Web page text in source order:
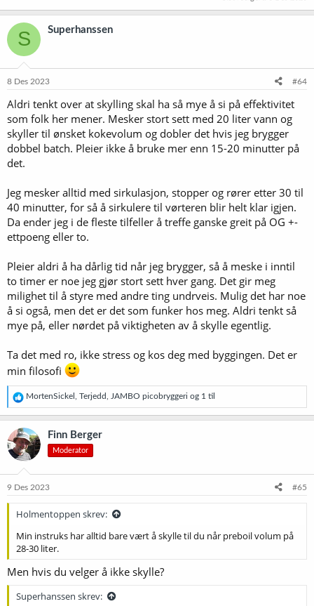
S Superhanssen
8 Des 2023 #64
Aldri tenkt over at skylling skal ha så mye å si på effektivitet
som folk her mener. Mesker stort sett med 20 liter vann og
skyller til ønsket kokevolum og dobler det hvis jeg brygger
dobbel batch. Pleier ikke å bruke mer enn 15-20 minutter på
det.
Jeg mesker alltid med sirkulasjon, stopper og rører etter 30 til
40 minutter, for så å sirkulere til vørteren blir helt klar igjen.
Da ender jeg i de fleste tilfeller å treffe ganske greit på OG +-
ettpoeng eller to.
Pleier aldri å ha dårlig tid når jeg brygger, så å meske i inntil
to timer er noe jeg gjør stort sett hver gang. Det gir meg
milighet til å styre med andre ting undrveis. Mulig det har noe
å si også, men det er det som funker hos meg. Aldri tenkt så
mye på, eller nørdet på viktigheten av å skylle egentlig.
Ta det med ro, ikke stress og kos deg med byggingen. Det er
min filosofi
R
e
a
k
s
j
o
e
MortenSickel Terjedd JAMBO picobryggeri og 1 til
Finn Berger
Moderator
9 Des 2023 #65
Holmentoppen skrev:
Min instruks har alltid bare vært å skylle til du når preboil volum på
28-30 liter.
Men hvis du velger å ikke skylle?
Superhanssen skrev: